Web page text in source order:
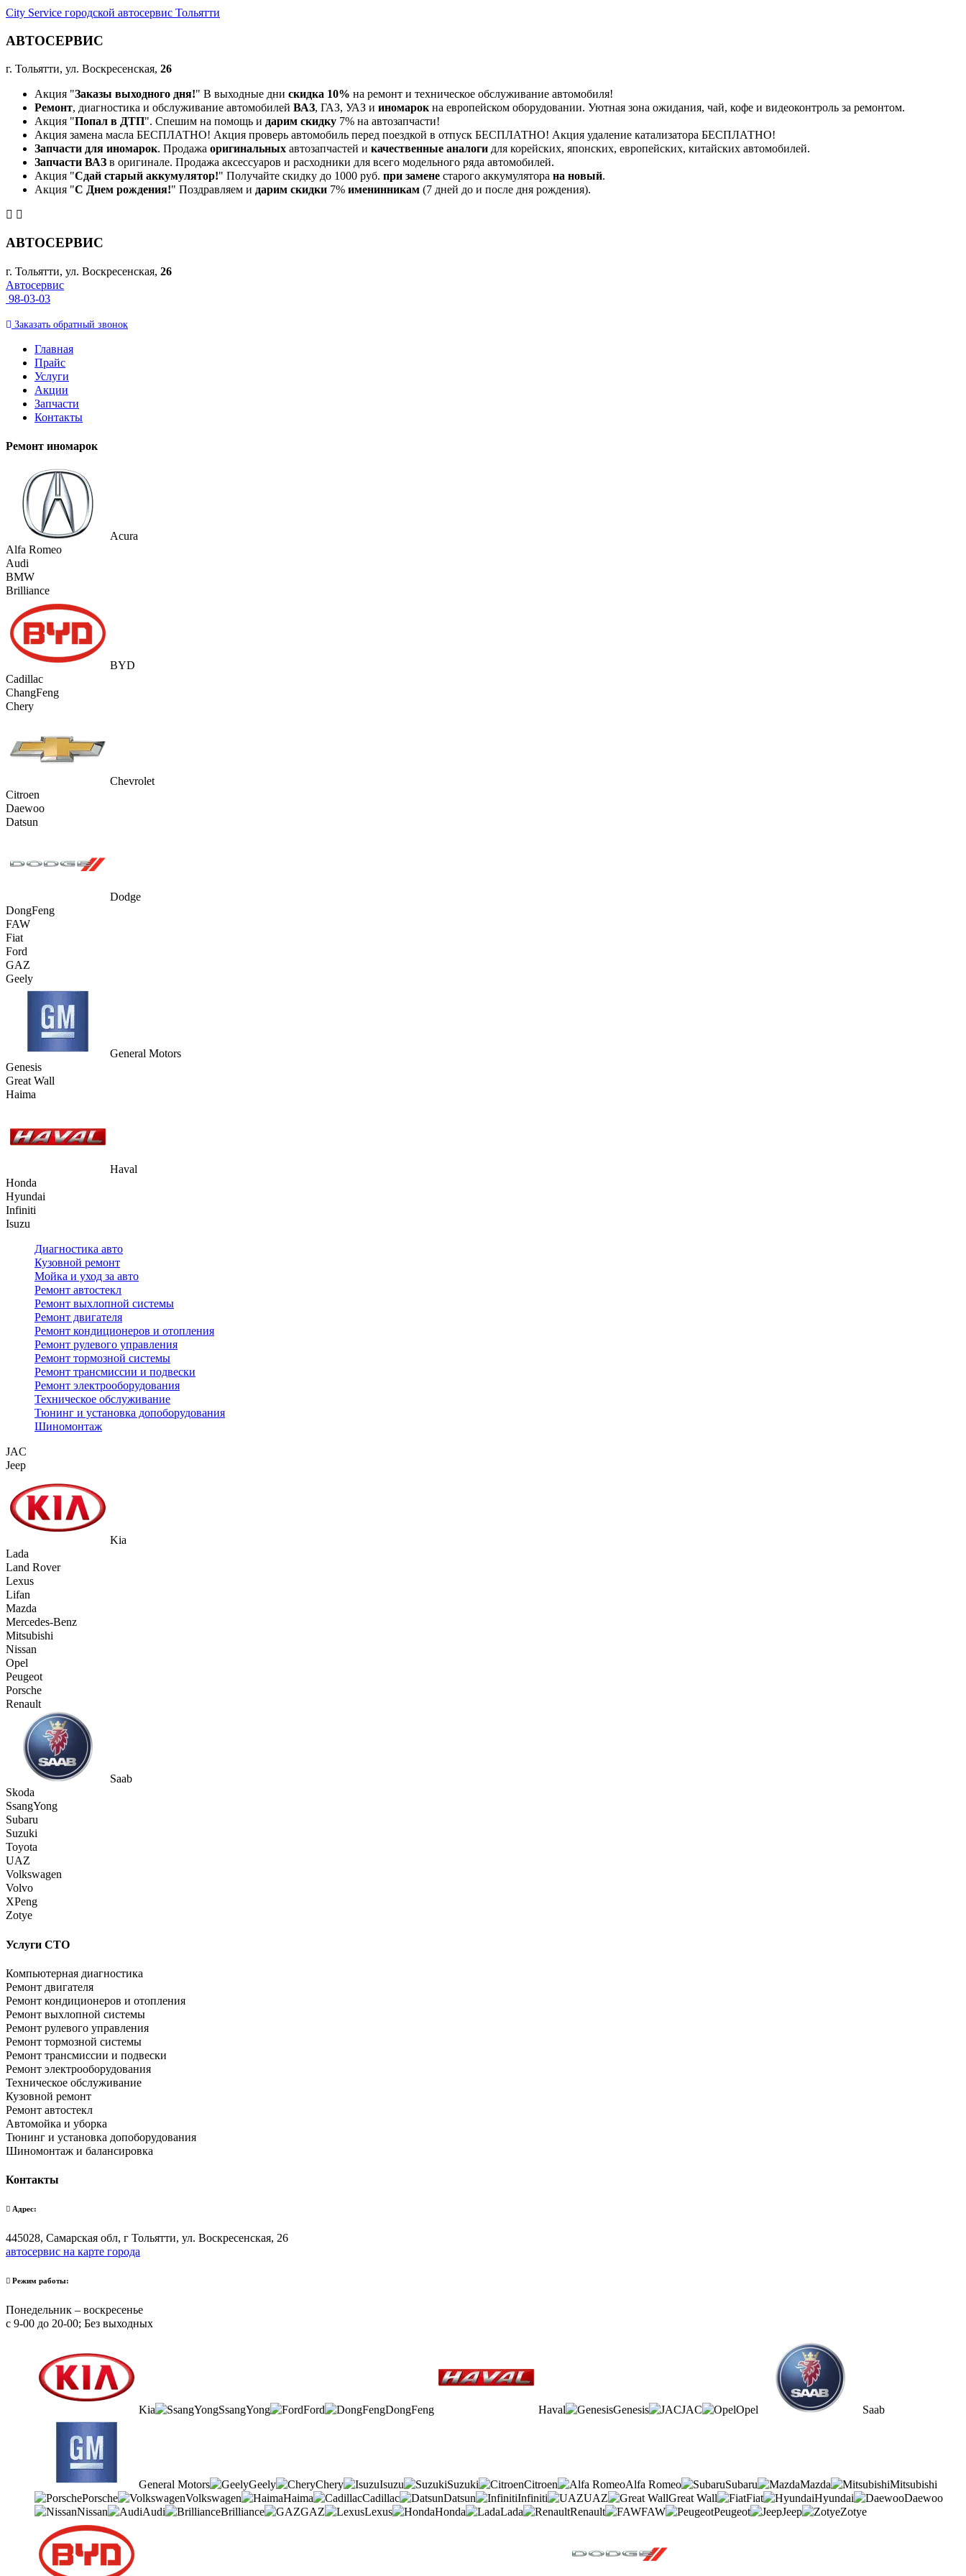
City Service городской автосервис Тольятти
АВТОСЕРВИС
г. Тольятти, ул. Воскресенская, 26
Акция "Заказы выходного дня!" В выходные дни скидка 10% на ремонт и техническое обслуживание автомобиля!
Ремонт, диагностика и обслуживание автомобилей ВАЗ, ГАЗ, УАЗ и иномарокна европейском оборудовании. Уютная зона ожидания, чай, кофе и видеоконтроль за ремонтом.
Акция "Попал в ДТП". Спешим на помощь и дарим скидку 7% на автозапчасти!
Акция замена масла БЕСПЛАТНО! Акция проверь автомобиль перед поездкой в отпуск БЕСПЛАТНО! Акция удаление катализатора БЕСПЛАТНО!
Запчасти для иномарок. Продажа оригинальных автозапчастей и качественные аналоги для корейских, японских, европейских, китайских автомобилей.
Запчасти ВАЗ в оригинале. Продажа аксессуаров и расходники для всего модельного ряда автомобилей.
Акция "Сдай старый аккумулятор!" Получайте скидку до 1000 руб. при замене старого аккумулятора на новый.
Акция "С Днем рождения!" Поздравляем и дарим скидки 7% именинникам (7 дней до и после дня рождения).
АВТОСЕРВИС
г. Тольятти, ул. Воскресенская, 26
Автосервис
98-03-03
Заказать обратный звонок
Главная
Прайс
Услуги
Акции
Запчасти
Контакты
Ремонт иномарок
Acura
Alfa Romeo
Audi
BMW
Brilliance
BYD
Cadillac
ChangFeng
Chery
Chevrolet
Citroen
Daewoo
Datsun
Dodge
DongFeng
FAW
Fiat
Ford
GAZ
Geely
General Motors
Genesis
Great Wall
Haima
Haval
Honda
Hyundai
Infiniti
Isuzu
Диагностика авто
Кузовной ремонт
Мойка и уход за авто
Ремонт автостекл
Ремонт выхлопной системы
Ремонт двигателя
Ремонт кондиционеров и отопления
Ремонт рулевого управления
Ремонт тормозной системы
Ремонт трансмиссии и подвески
Ремонт электрооборудования
Техническое обслуживание
Тюнинг и установка допоборудования
Шиномонтаж
JAC
Jeep
Kia
Lada
Land Rover
Lexus
Lifan
Mazda
Mercedes-Benz
Mitsubishi
Nissan
Opel
Peugeot
Porsche
Renault
Saab
Skoda
SsangYong
Subaru
Suzuki
Toyota
UAZ
Volkswagen
Volvo
XPeng
Zotye
Услуги СТО
Компьютерная диагностика
Ремонт двигателя
Ремонт кондиционеров и отопления
Ремонт выхлопной системы
Ремонт рулевого управления
Ремонт тормозной системы
Ремонт трансмиссии и подвески
Ремонт электрооборудования
Техническое обслуживание
Кузовной ремонт
Ремонт автостекл
Автомойка и уборка
Тюнинг и установка допоборудования
Шиномонтаж и балансировка
Контакты
Адрес:
445028, Самарская обл, г Тольятти, ул. Воскресенская, 26
автосервис на карте города
Режим работы:
Понедельник – воскресенье
с 9-00 до 20-00; Без выходных
Kia SsangYong Ford DongFeng Haval Genesis JAC Opel Saab
General Motors Geely Chery Isuzu Suzuki Citroen Alfa Romeo Subaru Mazda
Mitsubishi
Porsche
Volkswagen Haima Cadillac Datsun Infiniti UAZ Great Wall Fiat Hyundai
Daewoo
Nissan
Audi Brilliance GAZ Lexus Honda Lada Renault FAW Peugeot Jeep Zotye